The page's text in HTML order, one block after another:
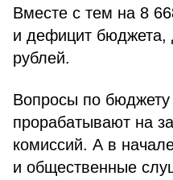
Вместе с тем на 8
и дефицит бюджета,
рублей.
Вопросы по
прорабатывают на
комиссий. А в
и общественные